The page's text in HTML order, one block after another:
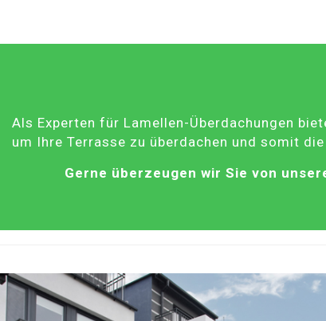
Als Experten für Lamellen-Überdachungen
um Ihre Terrasse zu überdachen und somit
Gerne überzeugen wir Sie von